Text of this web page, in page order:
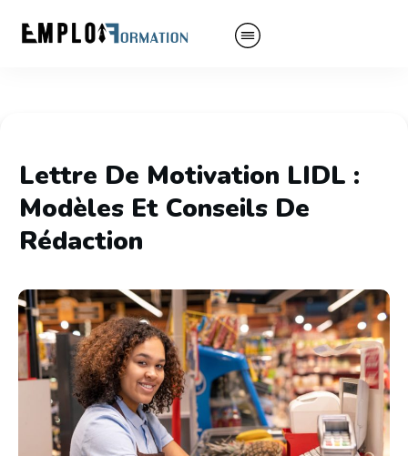
Lettre De Motivation LIDL :
Modèles Et Conseils De
Rédaction